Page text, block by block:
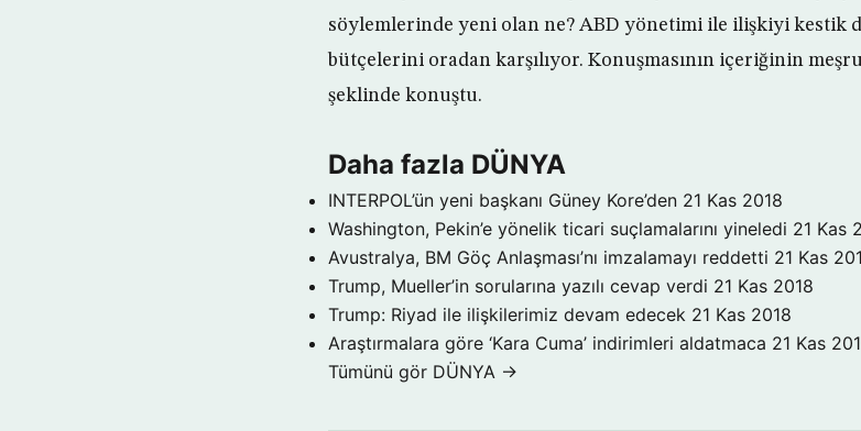
söylemlerinde yeni olan ne? ABD yönetimi ile ilişkiyi kestik
bütçelerini oradan karşılıyor. Konuşmasının içeriğinin
şeklinde konuştu.
Daha fazla DÜNYA
INTERPOL’ün yeni başkanı Güney Kore’den 21 Kas 2018
Washington, Pekin’e yönelik ticari suçlamalarını yineledi 21 Kas
Avustralya, BM Göç Anlaşması’nı imzalamayı reddetti 21 Kas
Trump, Mueller’in sorularına yazılı cevap verdi 21 Kas 2018
Trump: Riyad ile ilişkilerimiz devam edecek 21 Kas 2018
Araştırmalara göre ‘Kara Cuma’ indirimleri aldatmaca 21 Kas
Tümünü gör DÜNYA →